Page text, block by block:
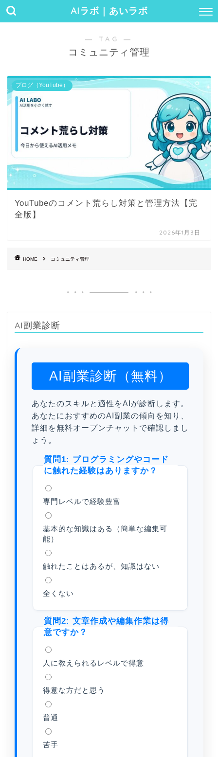
AIラボ｜あいラボ
― TAG ―
コミュニティ管理
ブログ（YouTube）
YouTubeのコメント荒らし対策と管理方法【完
全版】
2026年1月3日
HOME コミュニティ管理
AI副業診断
AI副業診断（無料）
あなたのスキルと適性をAIが診断します。
あなたにおすすめのAI副業の傾向を知り、
詳細を無料オープンチャットで確認しまし
ょう。
質問1: プログラミングやコード
に触れた経験はありますか？
専門レベルで経験豊富
基本的な知識はある（簡単な編集可
能）
触れたことはあるが、知識はない
全くない
質問2: 文章作成や編集作業は得
意ですか？
人に教えられるレベルで得意
得意な方だと思う
普通
苦手